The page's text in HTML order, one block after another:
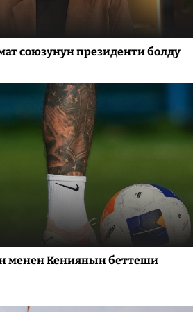
союзунун президенти болду
менен Кениянын беттеши